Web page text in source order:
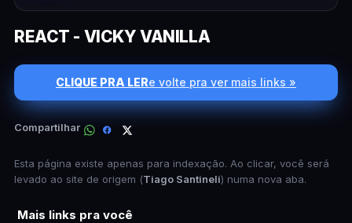
REACT - VICKY VANILLA
CLIQUE PRA LERe volte pra ver mais links »
Compartilhar
Esta página existe apenas para indexação. Ao clicar, você será
levado ao site de origem (Tiago Santineli) numa nova aba.
Mais links pra você